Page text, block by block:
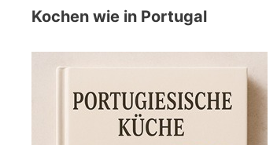
Kochen wie in Portugal